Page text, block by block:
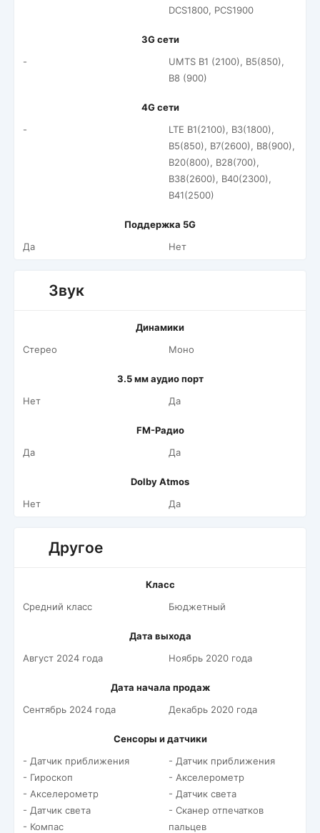
DCS1800, PCS1900
3G сети
-
UMTS B1 (2100), B5(850),
B8 (900)
4G сети
-
LTE B1(2100), B3(1800),
B5(850), B7(2600), B8(900),
B20(800), B28(700),
B38(2600), B40(2300),
B41(2500)
Поддержка 5G
Да
Нет
Звук
Динамики
Стерео
Моно
3.5 мм аудио порт
Нет
Да
FM-Радио
Да
Да
Dolby Atmos
Нет
Да
Другое
Класс
Средний класс
Бюджетный
Дата выхода
Август 2024 года
Ноябрь 2020 года
Дата начала продаж
Сентябрь 2024 года
Декабрь 2020 года
Сенсоры и датчики
- Датчик приближения
- Гироскоп
- Акселерометр
- Датчик света
- Компас
- Датчик приближения
- Акселерометр
- Датчик света
- Сканер отпечатков
пальцев